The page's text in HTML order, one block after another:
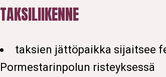
TAKSILIIKENNE
taksien jättöpaikka sijaitsee
Pormestarinpolun risteyksessä